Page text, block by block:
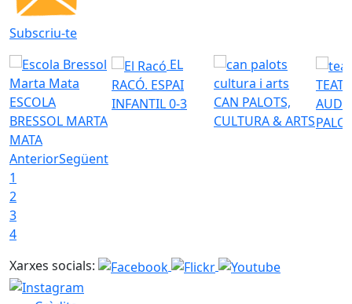
Subscriu-te
ESCOLA
BRESSOL MARTA
MATA
EL
RACÓ. ESPAI
INFANTIL 0-3
CAN PALOTS,
CULTURA & ARTS
AnteriorSegüent
1
2
3
4
Xarxes socials: